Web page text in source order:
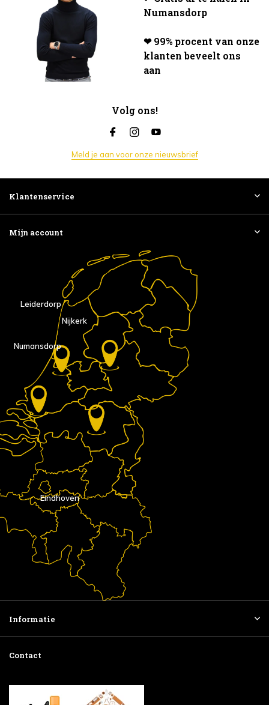
Numansdorp
❤ 99% procent van onze
klanten beveelt ons
aan
Volg ons!
Meld je aan voor onze nieuwsbrief
Klantenservice
Mijn account
Eindhoven
Nijkerk
Numansdorp
Leiderdorp
Informatie
Contact